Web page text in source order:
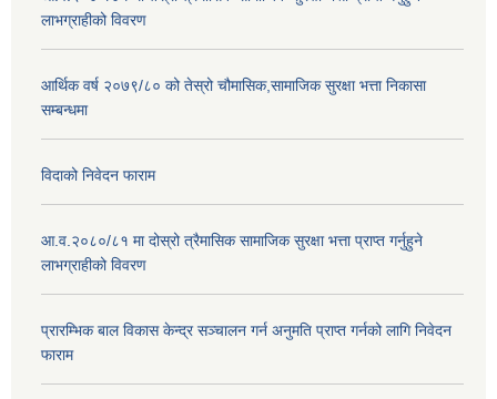
लाभग्राहीको विवरण
आर्थिक वर्ष २०७९/८० को तेस्रो चौमासिक,सामाजिक सुरक्षा भत्ता निकासा
सम्बन्धमा
विदाको निवेदन फाराम
आ.व.२०८०/८१ मा दोस्रो त्रैमासिक सामाजिक सुरक्षा भत्ता प्राप्त गर्नुहुने
लाभग्राहीको विवरण
प्रारम्भिक बाल विकास केन्द्र सञ्चालन गर्न अनुमति प्राप्त गर्नको लागि निवेदन
फाराम